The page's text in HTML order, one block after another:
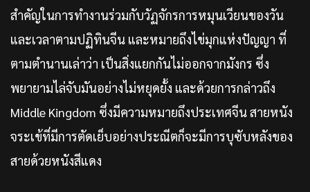
สำคัญในการทำงานร่วมกับวัฏจักรการหมุนเวียนของวัน
และเวลาตามปฏิทินจีน และหมายถึงไข่มุกแห่งปัญญา ที่
ตามตำนานเล่าว่า เป็นสิ่งแยกกันไม่ออกจากมังกร ซึ่ง
พยายามไล่จับมันอย่างไม่หยุดยั้ง และด้วยการกล่าวถึง
Middle Kingdom ซึ่งมีความหมายถึงประเทศจีน สายหนัง
จระเข้ที่มีการตัดเย็บอย่างประณีตก็จะมีการบุซับหลังของ
สายด้วยหนังสีแดง